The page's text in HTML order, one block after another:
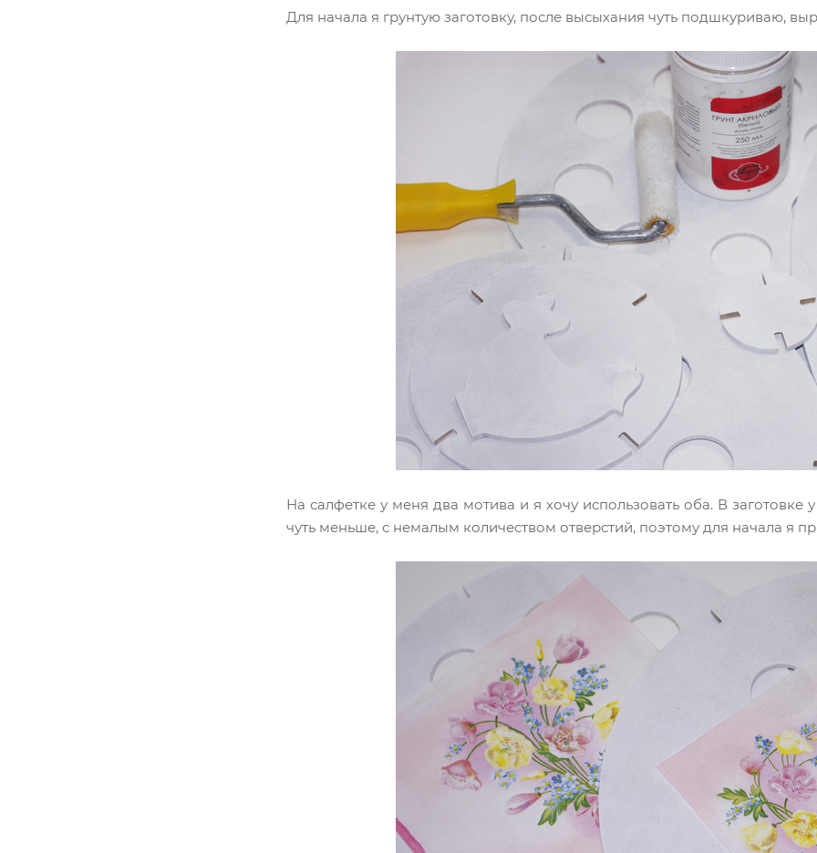
Для начала я грунтую заготовку, после высыхания чуть подшкуриваю,
На салфетке у меня два мотива и я хочу использовать оба. В
чуть меньше, с немалым количеством отверстий, поэтому для начала я